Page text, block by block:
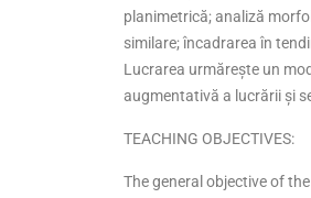
planimetrică; analiză
similare; încadrarea în
Lucrarea urmărește un
augmentativă a lucrării și
TEACHING OBJECTIVES:
The general objective of